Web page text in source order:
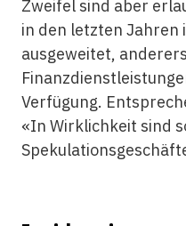
Zweifel sind aber
in den letzten Jahren
ausgeweitet,
Verfügung.
«In Wirklichkeit sind